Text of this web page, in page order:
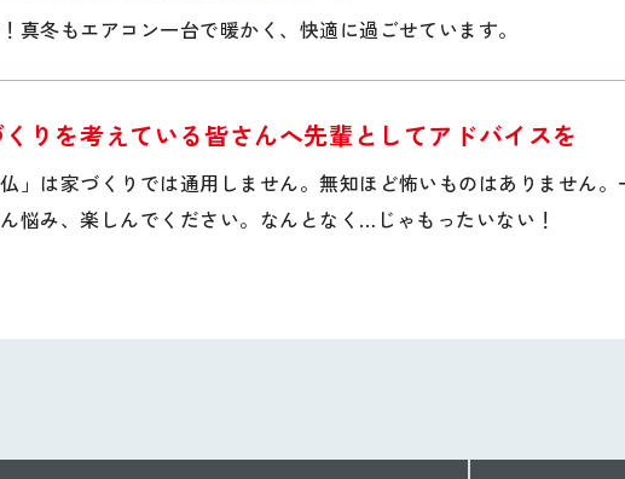
真冬もエアコン一台で暖かく、快適に過ごせています。
りを考えている皆さんへ先輩としてアドバイスを
仏」は家づくりでは通用しません。無知ほど怖いものはありません
悩み、楽しんでください。なんとなく…じゃもったいない！